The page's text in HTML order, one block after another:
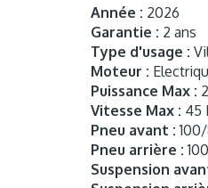
Année : 2026
Garantie : 2 ans
Type d'usage :
Moteur :
Puissance Max :
Vitesse Max : 45
Pneu avant :
Pneu arrière :
Suspension